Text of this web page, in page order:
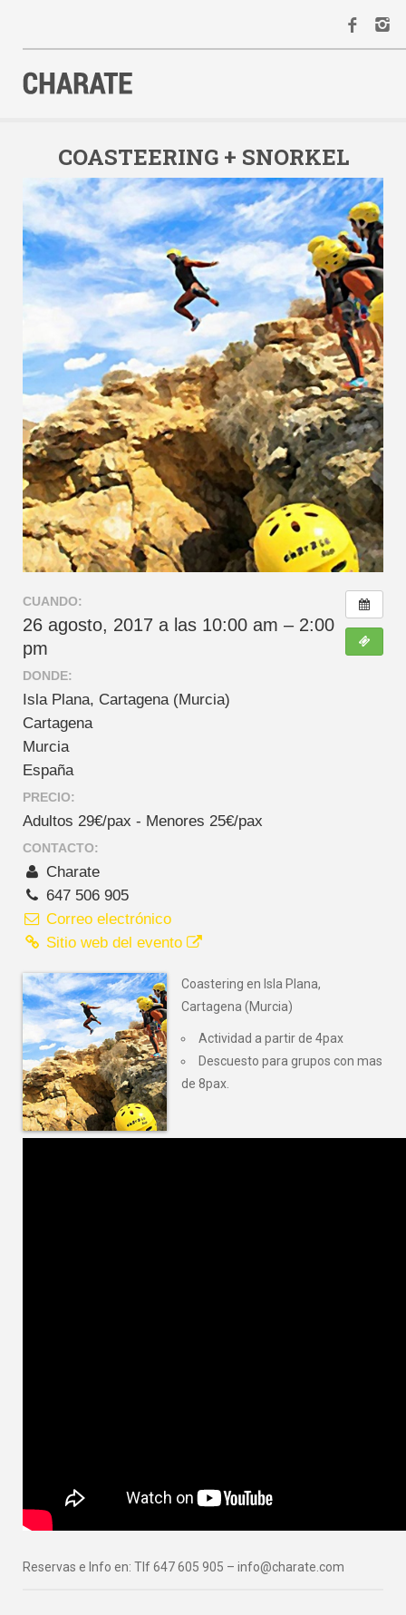
AGENDA
ACTIVIDADES
ALQUILER
EQUIPO
CONTACTO
COASTEERING + SNORKEL
CUANDO:
26 agosto, 2017 a las 10:00 am – 2:00
pm
DONDE:
Isla Plana, Cartagena (Murcia)
Cartagena
Murcia
España
PRECIO:
Adultos 29€/pax - Menores 25€/pax
CONTACTO:
Charate
647 506 905
Correo electrónico
Sitio web del evento
Coastering en Isla Plana,
Cartagena (Murcia)
Actividad a partir de 4pax
Descuesto para grupos con mas
de 8pax.
Reservas e Info en: Tlf 647 605 905 – info@charate.com